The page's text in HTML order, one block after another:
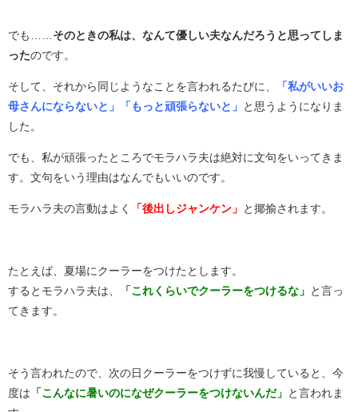
でも…… そのときの私は、なんて優しい夫なんだろうと思ってしま
ったのです。
そして、それから同じようなことを言われるたびに、
「私がいいお
母さんにならないと」「もっと頑張らないと」
と思うようになりま
した。
でも、私が頑張ったところでモラハラ夫は絶対に文句をいってきま
す。文句をいう理由はなんでもいいのです。
モラハラ夫の言動はよく 「後出しジャンケン」 と揶揄されます。
たとえば、夏場にクーラーをつけたとします。
するとモラハラ夫は、
「これくらいでクーラーをつけるな」
と言っ
てきます。
そう言われたので、次の日クーラーをつけずに我慢していると、今
度は 「こんなに暑いのになぜクーラーをつけないんだ」
と言われま